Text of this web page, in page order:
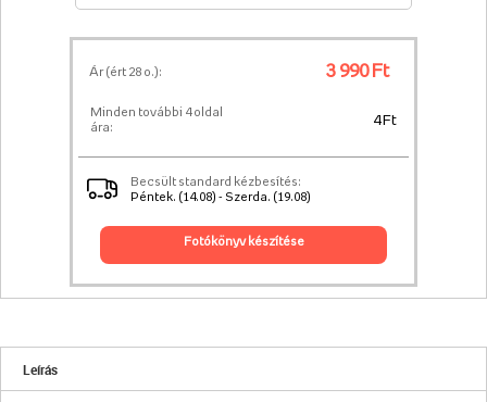
Ár (ért 28 o.): 3 990 Ft
Minden további 4 oldal
ára:
4 Ft
Becsült standard kézbesítés:
Péntek. (14.08) - Szerda. (19.08)
fotókönyv készítése
Leírás